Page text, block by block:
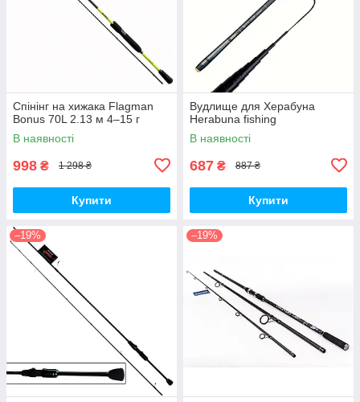
Спінінг на хижака Flagman
Bonus 70L 2.13 м 4–15 г
В наявності
998 ₴ 1 298 ₴
Купити
Вудлище для Херабуна
Herabuna fishing
В наявності
687 ₴ 887 ₴
Купити
–19% –19%